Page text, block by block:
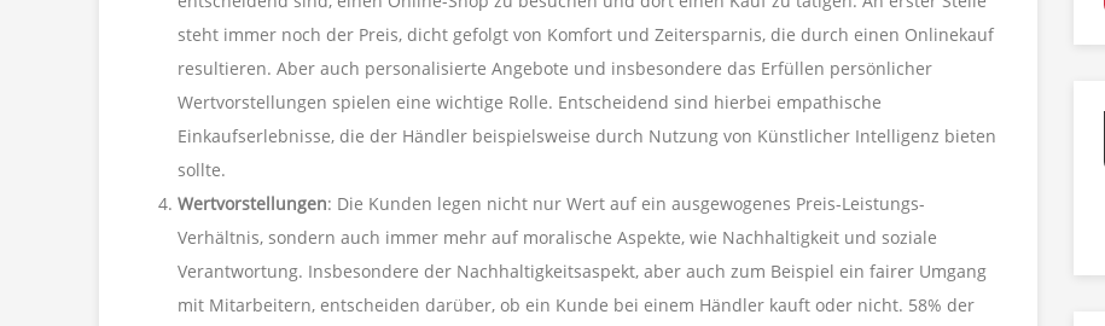
steht immer noch der Preis, dicht gefolgt von Komfort und Zeitersparnis, die durch einen Onlinekauf
resultieren. Aber auch personalisierte Angebote und insbesondere das Erfüllen persönlicher
Wertvorstellungen spielen eine wichtige Rolle. Entscheidend sind hierbei empathische
Einkaufserlebnisse, die der Händler beispielsweise durch Nutzung von Künstlicher Intelligenz bieten
sollte.
Wertvorstellungen: Die Kunden legen nicht nur Wert auf ein ausgewogenes Preis-Leistungs-
Verhältnis, sondern auch immer mehr auf moralische Aspekte, wie Nachhaltigkeit und soziale
Verantwortung. Insbesondere der Nachhaltigkeitsaspekt, aber auch zum Beispiel ein fairer Umgang
mit Mitarbeitern, entscheiden darüber, ob ein Kunde bei einem Händler kauft oder nicht. 58% der